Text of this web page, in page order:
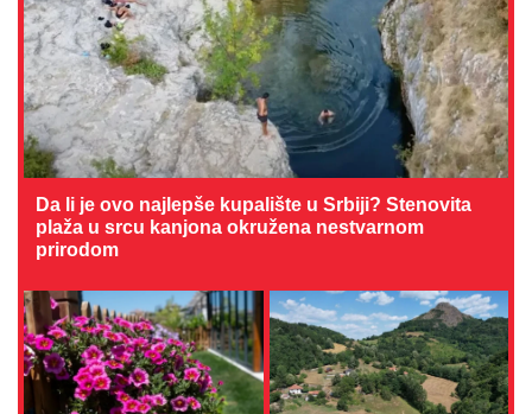
Da li je ovo najlepše kupalište u Srbiji? Stenovita
plaža u srcu kanjona okružena nestvarnom
prirodom